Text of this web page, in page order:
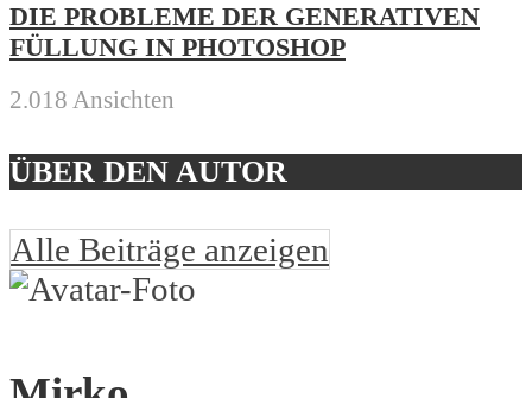
DIE PROBLEME DER GENERATIVEN
FÜLLUNG IN PHOTOSHOP
2.018 Ansichten
ÜBER DEN AUTOR
Alle Beiträge anzeigen